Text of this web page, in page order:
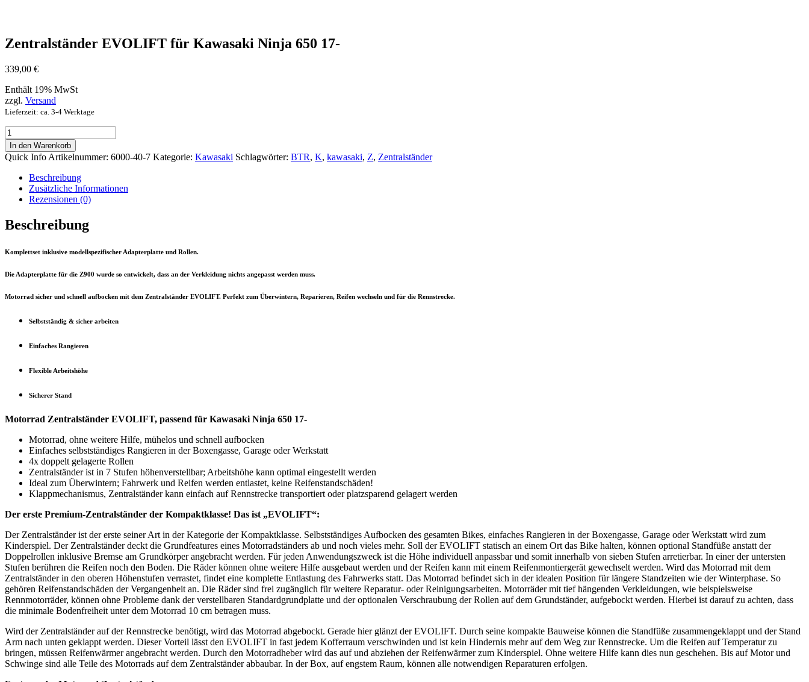
Zentralständer EVOLIFT für Kawasaki Ninja 650 17-
339,00 €
Enthält 19% MwSt
zzgl. Versand
Lieferzeit: ca. 3-4 Werktage
Zentralständer
EVOLIFT
für
Kawasaki
Ninja
Menge
In den Warenkorb
Quick Info Artikelnummer: 6000-40-7 Kategorie: Kawasaki Schlagwörter: BTR, K, kawasaki, Z, Zentralständer
Beschreibung
Zusätzliche Informationen
Rezensionen (0)
Beschreibung
Komplettset inklusive modellspezifischer Adapterplatte und Rollen.
Die Adapterplatte für die Z900 wurde so entwickelt, dass an der Verkleidung nichts angepasst werden muss.
Motorrad sicher und schnell aufbocken mit dem Zentralständer EVOLIFT. Perfekt zum Überwintern, Reparieren, Reifen wechseln und für die Rennstrecke.
Selbstständig & sicher arbeiten
Einfaches Rangieren
Flexible Arbeitshöhe
Sicherer Stand
Motorrad Zentralständer EVOLIFT, passend für Kawasaki Ninja 650 17-
Motorrad, ohne weitere Hilfe, mühelos und schnell aufbocken
Einfaches selbstständiges Rangieren in der Boxengasse, Garage oder Werkstatt
4x doppelt gelagerte Rollen
Zentralständer ist in 7 Stufen höhenverstellbar; Arbeitshöhe kann optimal eingestellt werden
Ideal zum Überwintern; Fahrwerk und Reifen werden entlastet, keine Reifenstandschäden!
Klappmechanismus, Zentralständer kann einfach auf Rennstrecke transportiert oder platzsparend gelagert werden
Der erste Premium-Zentralständer der Kompaktklasse! Das ist „EVOLIFT“:
Der Zentralständer ist der erste seiner Art in der Kategorie der Kompaktklasse. Selbstständiges Aufbocken des gesamten Bikes, einfaches Rangieren in der Boxengasse, Garage oder Werkstatt wird zum
Kinderspiel. Der Zentralständer deckt die Grundfeatures eines Motorradständers ab und noch vieles mehr. Soll der EVOLIFT statisch an einem Ort das Bike halten, können optional Standfüße anstatt der
Doppelrollen inklusive Bremse am Grundkörper angebracht werden. Für jeden Anwendungszweck ist die Höhe individuell anpassbar und somit innerhalb von sieben Stufen arretierbar. In einer der untersten
Stufen berühren die Reifen noch den Boden. Die Räder können ohne weitere Hilfe ausgebaut werden und der Reifen kann mit einem Reifenmontiergerät gewechselt werden. Wird das Motorrad mit dem
Zentralständer in den oberen Höhenstufen verrastet, findet eine komplette Entlastung des Fahrwerks statt. Das Motorrad befindet sich in der idealen Position für längere Standzeiten wie der Winterphase. So
gehören Reifenstandschäden der Vergangenheit an. Die Räder sind frei zugänglich für weitere Reparatur- oder Reinigungsarbeiten. Motorräder mit tief hängenden Verkleidungen, wie beispielsweise
Rennmotorräder, können ohne Probleme dank der verstellbaren Standardgrundplatte und der optionalen Verschraubung der Rollen auf dem Grundständer, aufgebockt werden. Hierbei ist darauf zu achten, dass
die minimale Bodenfreiheit unter dem Motorrad 10 cm betragen muss.
Wird der Zentralständer auf der Rennstrecke benötigt, wird das Motorrad abgebockt. Gerade hier glänzt der EVOLIFT. Durch seine kompakte Bauweise können die Standfüße zusammengeklappt und der Stand
Arm nach unten geklappt werden. Dieser Vorteil lässt den EVOLIFT in fast jedem Kofferraum verschwinden und ist kein Hindernis mehr auf dem Weg zur Rennstrecke. Um die Reifen auf Temperatur zu
bringen, müssen Reifenwärmer angebracht werden. Durch den Motorradheber wird das auf und abziehen der Reifenwärmer zum Kinderspiel. Ohne weitere Hilfe kann dies nun geschehen. Bis auf Motor und
Schwinge sind alle Teile des Motorrads auf dem Zentralständer abbaubar. In der Box, auf engstem Raum, können alle notwendigen Reparaturen erfolgen.